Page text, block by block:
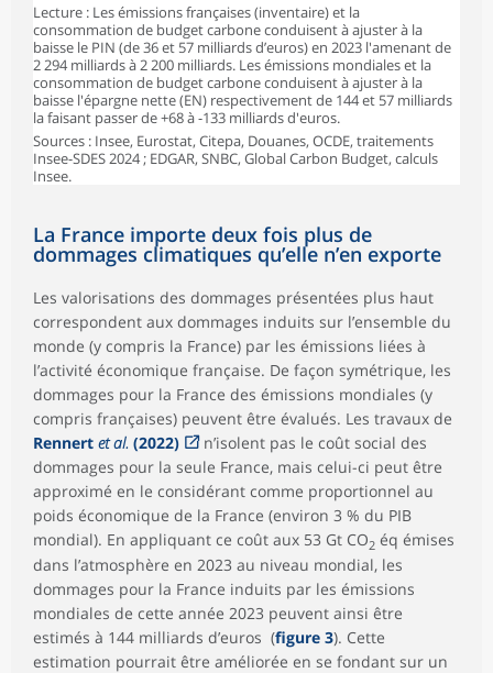
Lecture : Les émissions françaises (inventaire) et la
consommation de budget carbone conduisent à ajuster à la
baisse le PIN (de 36 et 57 milliards d’euros) en 2023 l'amenant de
2 294 milliards à 2 200 milliards. Les émissions mondiales et la
consommation de budget carbone conduisent à ajuster à la
baisse l'épargne nette (EN) respectivement de 144 et 57 milliards
la faisant passer de +68 à -133 milliards d'euros.
Sources : Insee, Eurostat, Citepa, Douanes, OCDE, traitements
Insee-SDES 2024 ; EDGAR, SNBC, Global Carbon Budget, calculs
Insee.
La France importe deux fois plus de
dommages climatiques qu’elle n’en exporte
Les valorisations des dommages présentées plus haut
correspondent aux dommages induits sur l’ensemble du
monde (y compris la France) par les émissions liées à
l’activité économique française. De façon symétrique, les
dommages pour la France des émissions mondiales (y
compris françaises) peuvent être évalués. Les travaux de
Rennert et al. (2022)
n’isolent pas le coût social des
dommages pour la seule France, mais celui-ci peut être
approximé en le considérant comme proportionnel au
poids économique de la France (environ 3 % du PIB
mondial). En appliquant ce coût aux 53 Gt CO2 éq émises
dans l’atmosphère en 2023 au niveau mondial, les
dommages pour la France induits par les émissions
mondiales de cette année 2023 peuvent ainsi être
estimés à 144 milliards d’euros (figure 3). Cette
estimation pourrait être améliorée en se fondant sur un